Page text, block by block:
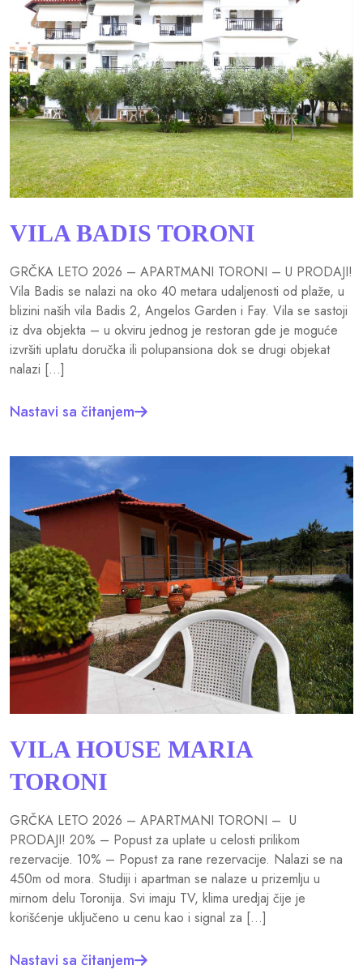
VILA BADIS TORONI
GRČKA LETO 2026 – APARTMANI TORONI – U PRODAJI!
Vila Badis se nalazi na oko 40 metara udaljenosti od plaže, u
blizini naših vila Badis 2, Angelos Garden i Fay. Vila se sastoji
iz dva objekta – u okviru jednog je restoran gde je moguće
izvršiti uplatu doručka ili polupansiona dok se drugi objekat
nalazi […]
Nastavi sa čitanjem
VILA HOUSE MARIA
TORONI
GRČKA LETO 2026 – APARTMANI TORONI – U
PRODAJI! 20% – Popust za uplate u celosti prilikom
rezervacije. 10% – Popust za rane rezervacije. Nalazi se na
450m od mora. Studiji i apartman se nalaze u prizemlju u
mirnom delu Toronija. Svi imaju TV, klima uredjaj čije je
korišćenje uključeno u cenu kao i signal za […]
Nastavi sa čitanjem